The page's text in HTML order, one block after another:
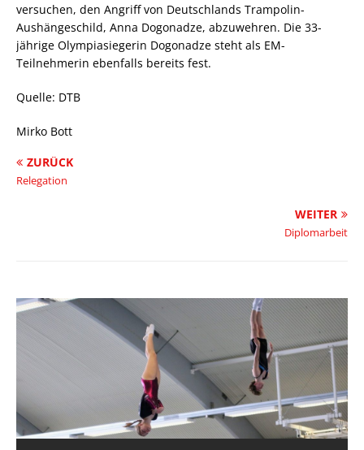
versuchen, den Angriff von Deutschlands Trampolin-
Aushängeschild, Anna Dogonadze, abzuwehren. Die 33-
jährige Olympiasiegerin Dogonadze steht als EM-
Teilnehmerin ebenfalls bereits fest.
Quelle: DTB
Mirko Bott
ZURÜCK
Relegation
WEITER
Diplomarbeit